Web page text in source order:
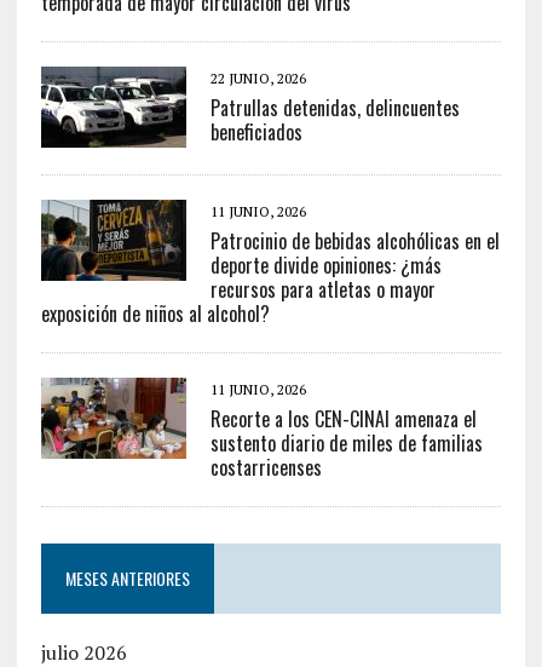
22 JUNIO, 2026
Patrullas detenidas, delincuentes
beneficiados
11 JUNIO, 2026
Patrocinio de bebidas alcohólicas en el
deporte divide opiniones: ¿más
recursos para atletas o mayor
exposición de niños al alcohol?
11 JUNIO, 2026
Recorte a los CEN-CINAI amenaza el
sustento diario de miles de familias
costarricenses
MESES ANTERIORES
julio 2026